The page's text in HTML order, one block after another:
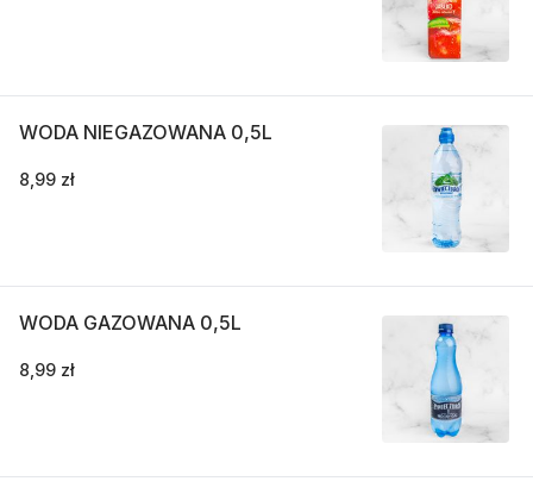
WODA NIEGAZOWANA 0,5L
8,99 zł
WODA GAZOWANA 0,5L
8,99 zł